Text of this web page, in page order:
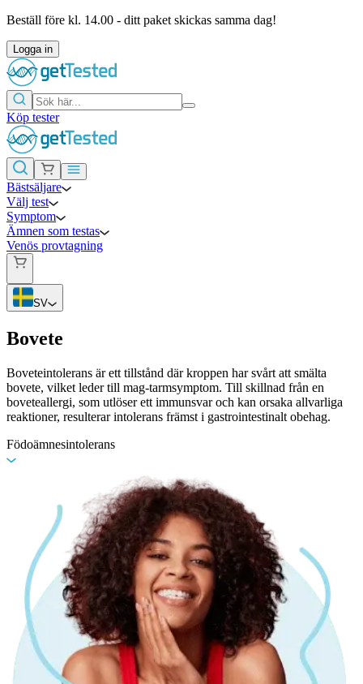
Beställ före kl. 14.00 - ditt paket skickas samma dag!
Logga in
Köp tester
Bästsäljare
Välj test
Symptom
Ämnen som testas
Venös provtagning
SV
Bovete
Boveteintolerans är ett tillstånd där kroppen har svårt att smälta
bovete, vilket leder till mag-tarmsymptom. Till skillnad från en
boveteallergi, som utlöser ett immunsvar och kan orsaka allvarliga
reaktioner, resulterar intolerans främst i gastrointestinalt obehag.
Födoämnesintolerans